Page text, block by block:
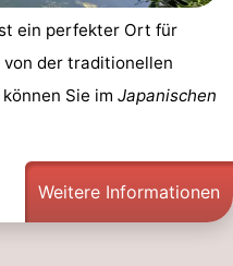
ein perfekter Ort für
der traditionellen
Sie im Japanischen
Weitere Informationen